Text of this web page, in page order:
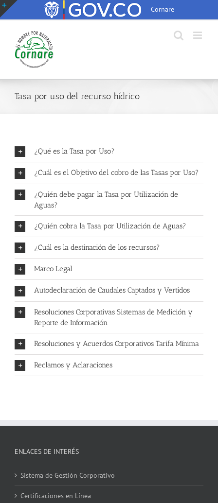
Saltar
al
Cornare
Tasa por uso del recurso hídrico
¿Qué es la Tasa por Uso?
¿Cuál es el Objetivo del cobro de las Tasas por Uso?
¿Quién debe pagar la Tasa por Utilización de
Aguas?
¿Quién cobra la Tasa por Utilización de Aguas?
¿Cuál es la destinación de los recursos?
Marco Legal
Autodeclaración de Caudales Captados y Vertidos
Resoluciones Corporativas Sistemas de Medición y
Reporte de Información
Resoluciones y Acuerdos Corporativos Tarifa Mínima
Reclamos y Aclaraciones
ENLACES DE INTERÉS
Sistema de Gestión Corporativo
Certificaciones en Línea
Toggle